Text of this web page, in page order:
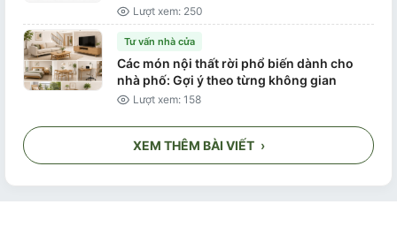
Lượt xem: 250
Tư vấn nhà cửa
Các món nội thất rời phổ biến dành cho
nhà phố: Gợi ý theo từng không gian
Lượt xem: 158
XEM THÊM BÀI VIẾT ›